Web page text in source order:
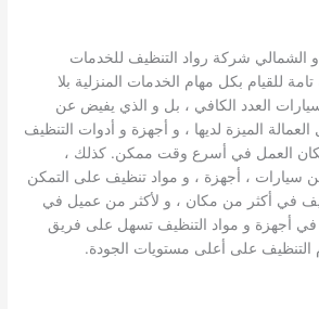
الشمالي شركة رواد التنظيف للخدمات
تامة للقيام بكل مهام الخدمات المنزلية بلا
العدد الكافي ، بل و الذي يفيض عن
العمالة الميزة لديها ، و أجهزة و أدوات التنظيف
العمل في أسرع وقت ممكن. كذلك ،
سيارات ، أجهزة ، و مواد تنظيف على التمكن
في أكثر من مكان ، و لأكثر من عميل في
في أجهزة و مواد التنظيف تسهل على فريق
التنظيف على أعلى مستويات الجودة.